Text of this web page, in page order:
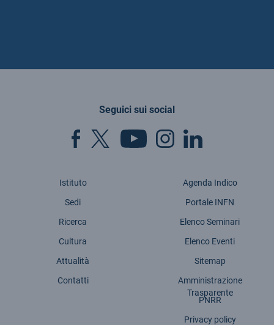
Seguici sui social
Istituto
Sedi
Ricerca
Cultura
Attualità
Contatti
Agenda Indico
Portale INFN
Elenco Seminari
Elenco Eventi
Sitemap
Amministrazione
Trasparente
PNRR
Privacy policy